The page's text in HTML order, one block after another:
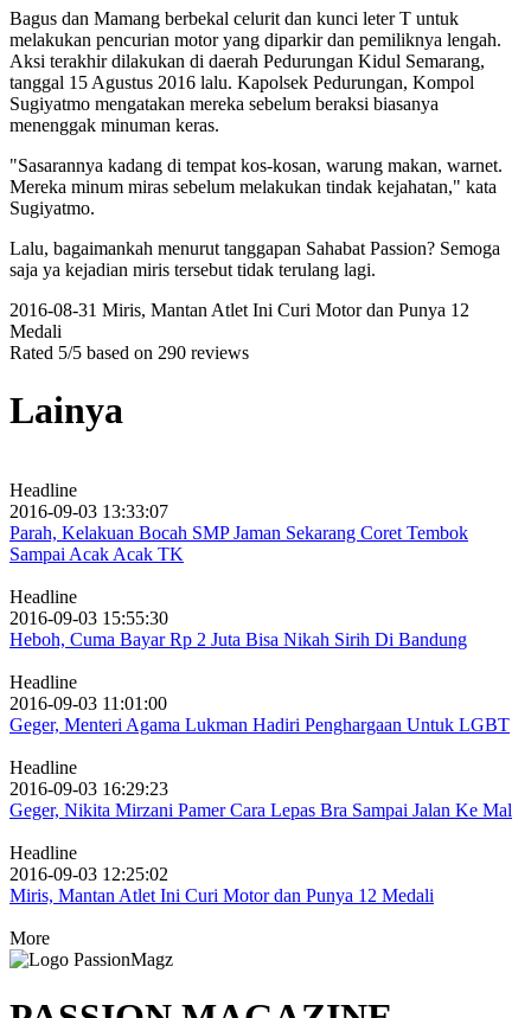
Bagus dan Mamang berbekal celurit dan kunci leter T untuk
melakukan pencurian motor yang diparkir dan pemiliknya lengah.
Aksi terakhir dilakukan di daerah Pedurungan Kidul Semarang,
tanggal 15 Agustus 2016 lalu. Kapolsek Pedurungan, Kompol
Sugiyatmo mengatakan mereka sebelum beraksi biasanya
menenggak minuman keras.
"Sasarannya kadang di tempat kos-kosan, warung makan, warnet.
Mereka minum miras sebelum melakukan tindak kejahatan," kata
Sugiyatmo.
Lalu, bagaimankah menurut tanggapan Sahabat Passion? Semoga
saja ya kejadian miris tersebut tidak terulang lagi.
2016-08-31 Miris, Mantan Atlet Ini Curi Motor dan Punya 12
Medali
Rated 5/5 based on 290 reviews
Lainya
Headline
2016-09-03 13:33:07
Parah, Kelakuan Bocah SMP Jaman Sekarang Coret Tembok
Sampai Acak Acak TK
Headline
2016-09-03 15:55:30
Heboh, Cuma Bayar Rp 2 Juta Bisa Nikah Sirih Di Bandung
Headline
2016-09-03 11:01:00
Geger, Menteri Agama Lukman Hadiri Penghargaan Untuk LGBT
Headline
2016-09-03 16:29:23
Geger, Nikita Mirzani Pamer Cara Lepas Bra Sampai Jalan Ke Mal
Headline
2016-09-03 12:25:02
Miris, Mantan Atlet Ini Curi Motor dan Punya 12 Medali
More